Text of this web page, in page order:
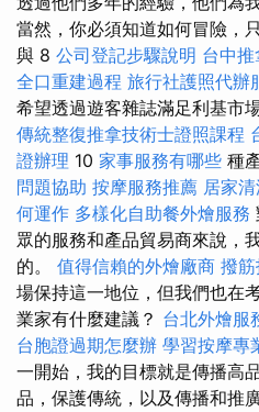
當然，你必須知道如何冒險，
與 8 公司登記步驟說明 台中
全口重建過程 旅行社護照代辦
希望透過遊客雜誌滿足利基市
傳統整復推拿技術士證照課程
證辦理 10 家事服務有哪些 種
問題協助 按摩服務推薦 居家
何運作 多樣化自助餐外燴服務
眾的服務和產品貿易商來說，
的。 值得信賴的外燴廠商 撥
場保持這一地位，但我們也在
業家有什麼建議？ 台北外燴服
台胞證過期怎麼辦 學習按摩專
一開始，我的目標就是傳播高
品，保護傳統，以及傳播和推